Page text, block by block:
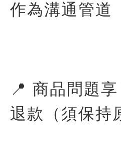
作為溝通管道
📍 商品問題
退款（須保持